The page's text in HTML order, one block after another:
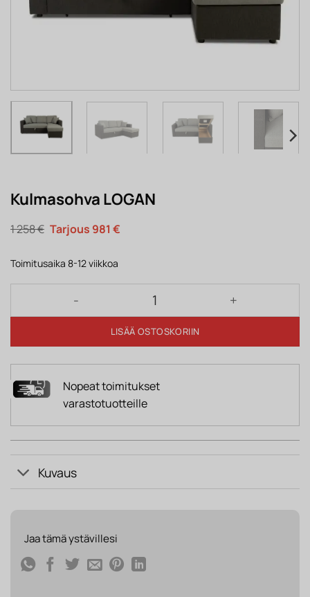
Kulmasohva LOGAN
1 258€ Alkuperäinen
hinta
1
258 €.
981 €Nykyinen
Toimitusaika 8-12 viikkoa
Kulmasohva LOGAN määrä
LISÄÄ OSTOSKORIIN
Nopeat toimitukset
varastotuotteille
Kuvaus
Jaa tämä ystävillesi